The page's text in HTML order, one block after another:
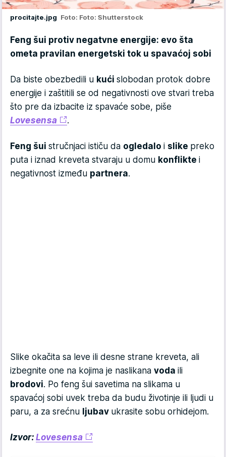
procitajte.jpg Foto: Foto: Shutterstock
Feng šui protiv negatvne energije: evo šta
ometa pravilan energetski tok u spavaćoj sobi
Da biste obezbedili u kući slobodan protok dobre
energije i zaštitili se od negativnosti ove stvari treba
što pre da izbacite iz spavaće sobe, piše
Lovesensa
.
Feng šui stručnjaci ističu da ogledalo i slike preko
puta i iznad kreveta stvaraju u domu konflikte i
negativnost između partnera.
Slike okačita sa leve ili desne strane kreveta, ali
izbegnite one na kojima je naslikana voda ili
brodovi. Po feng šui savetima na slikama u
spavaćoj sobi uvek treba da budu životinje ili ljudi u
paru, a za srećnu ljubav ukrasite sobu orhidejom.
Izvor: Lovesensa